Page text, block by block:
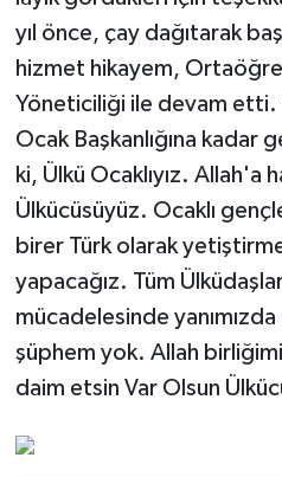
yıl önce, çay dağıtarak
hizmet hikayem,
Yöneticiliği ile devam etti.
Ocak Başkanlığına kadar
ki, Ülkü Ocaklıyız. Allah'a
Ülkücüsüyüz. Ocaklı
birer Türk olarak
yapacağız. Tüm
mücadelesinde
şüphem yok. Allah
daim etsin Var Olsun